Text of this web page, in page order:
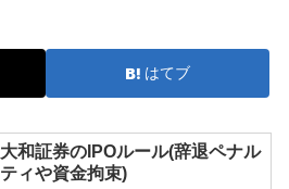
はてブ
大和証券のIPOルール(辞退ペナル
ティや資金拘束)